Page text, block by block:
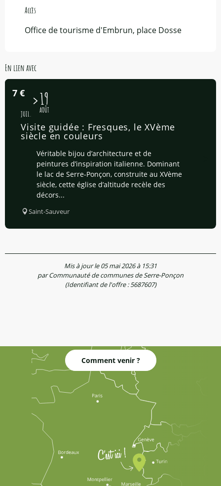
Accès
Accès
Office de tourisme d'Embrun, place Dosse
En lien avec
7 €
15
JUIL.
19
AOÛT
Visite guidée : Fresques, le XVème
siècle en couleurs
Véritable bijou d’architecture et de
peintures d’inspiration italienne. Dominant
le lac de Serre-Ponçon, construite au XVème
siècle, cette église d’altitude recèle des
décors...
Saint-Sauveur
Mis à jour le 05 mai 2026 à 15:31
par Communauté de communes de Serre-Ponçon
(Identifiant de l'offre :5687607)
Comment venir ?